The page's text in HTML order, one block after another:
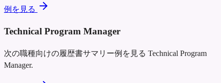
例を見る
Technical Program Manager
次の職種向けの履歴書サマリー例を見る Technical Program
Manager.